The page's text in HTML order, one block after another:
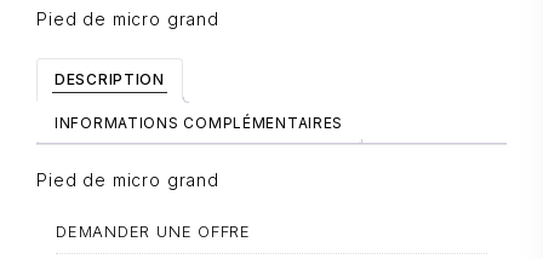
Pied de micro grand
DESCRIPTION
INFORMATIONS COMPLÉMENTAIRES
Pied de micro grand
DEMANDER UNE OFFRE